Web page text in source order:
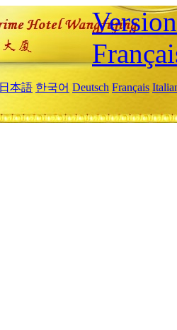
日本語 한국어 Deutsch Français